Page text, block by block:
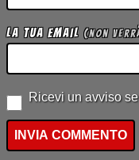
La tua Email (non
Ricevi un avviso